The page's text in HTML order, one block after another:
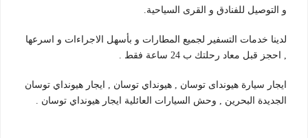
و التوصيل للفنادق و القرى السياحية.
لدينا خدمات التسفير لجميع المطارات و بأسهل الاجراءات و اسرعها
, احجز قبل معاد رحلتك ب 24 ساعة فقط .
ايجار سيارة هيونداى توسان , هيونداي توسان , ايجار هيونداي توسان
الجديدة البحرين , وحش السيارات العائلية ايجار هيونداي توسان .